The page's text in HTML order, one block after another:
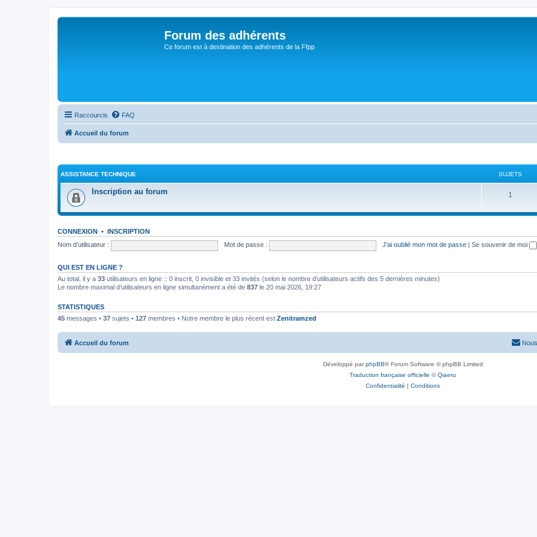
Forum des adhérents
Ce forum est à destination des adhérents de la Ffpp
Raccourcis FAQ
Accueil du forum
ASSISTANCE TECHNIQUE SUJETS
Inscription au forum 1
CONNEXION • INSCRIPTION
Nom d’utilisateur :
Mot de passe : J’ai oublié mon mot de passe Se souvenir de moi
QUI EST EN LIGNE ?
Au total, il y a 33 utilisateurs en ligne :: 0 inscrit, 0 invisible et 33 invités (selon le nombre d’utilisateurs actifs des 5 dernières minutes)
Le nombre maximal d’utilisateurs en ligne simultanément a été de 837 le 20 mai 2026, 19:27
STATISTIQUES
45 messages • 37 sujets • 127 membres • Notre membre le plus récent est Zenitramzed
Accueil du forum
Développé parphpBB® Forum Software © phpBB Limited
Traduction française officielle ©Qiaeru
Confidentialité | Conditions